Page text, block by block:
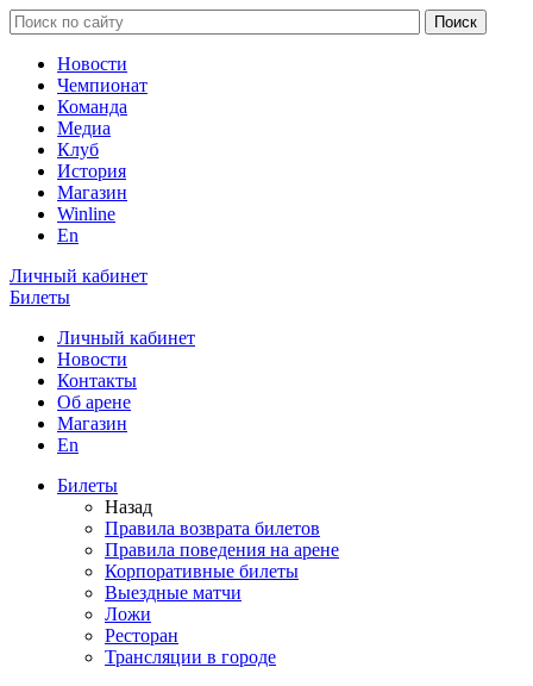
Новости
Чемпионат
Команда
Медиа
Клуб
История
Магазин
Winline
En
Личный кабинет
Билеты
Личный кабинет
Новости
Контакты
Об арене
Магазин
En
Билеты
Назад
Правила возврата билетов
Правила поведения на арене
Корпоративные билеты
Выездные матчи
Ложи
Ресторан
Трансляции в городе